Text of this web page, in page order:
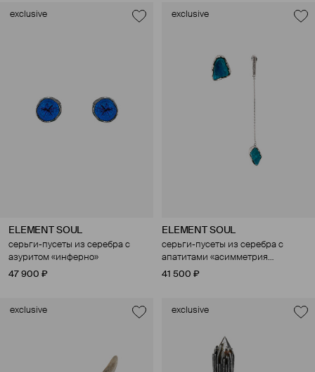
exclusive
ELEMENT SOUL
серьги-пусеты из серебра с
азуритом «инферно»
47 900 ₽
exclusive
ELEMENT SOUL
серьги-пусеты из серебра с
апатитами «асимметрия
мальдив»
41 500 ₽
exclusive exclusive